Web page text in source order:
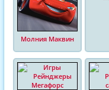
Молния Маквин